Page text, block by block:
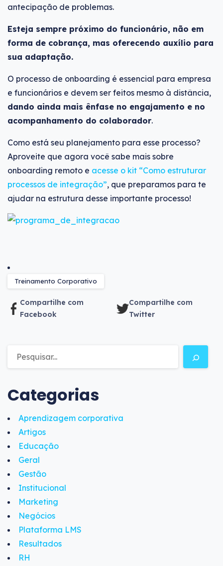
antecipação de problemas.
Esteja sempre próximo do funcionário, não em
forma de cobrança, mas oferecendo auxílio para
sua adaptação.
O processo de onboarding é essencial para empresa
e funcionários e devem ser feitos mesmo à distância,
dando ainda mais ênfase no engajamento e no
acompanhamento do colaborador.
Como está seu planejamento para esse processo?
Aproveite que agora você sabe mais sobre
onboarding remoto e acesse o kit “Como estruturar
processos de integração”, que preparamos para te
ajudar na estrutura desse importante processo!
Treinamento Corporativo
Compartilhe com
Facebook
Compartilhe com
Twitter
Categorias
Aprendizagem corporativa
Artigos
Educação
Geral
Gestão
Institucional
Marketing
Negócios
Plataforma LMS
Resultados
RH